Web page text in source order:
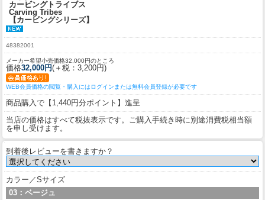
カービングトライブス
Carving Tribes
【カービングシリーズ】
48382001
メーカー希望小売価格32,000円のところ
価格32,000円(＋税：3,200円)
WEB会員価格の閲覧・購入にはログインまたは無料会員登録が必要です
商品購入で【1,440円分ポイント】進呈
当店の価格はすべて税抜表示です。ご購入手続き時に別途消費税相当額
を申し受けます。
到着後レビューを書きますか？
カラー／Sサイズ
03：ベージュ